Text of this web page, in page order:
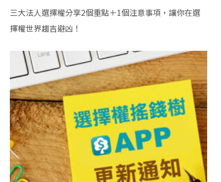
三大法人選擇權分享2個重點＋1個注意事項，讓你在選
擇權世界趨吉避凶！